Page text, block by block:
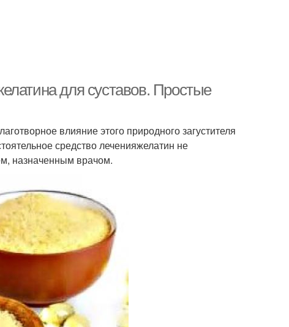
для суставов. Простые
влияние этого природного загустителя
средство леченияжелатин не
назначенным врачом.